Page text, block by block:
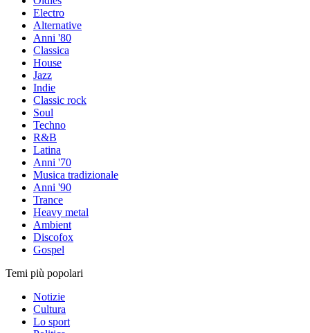
Electro
Alternative
Anni '80
Classica
House
Jazz
Indie
Classic rock
Soul
Techno
R&B
Latina
Anni '70
Musica tradizionale
Anni '90
Trance
Heavy metal
Ambient
Discofox
Gospel
Temi più popolari
Notizie
Cultura
Lo sport